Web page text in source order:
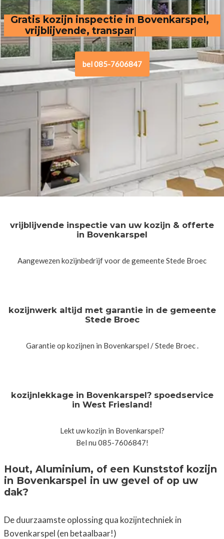
Gratis kozijn inspectie in Bovenkarspel,
vrijblijvende, transparante offerte
bel 085-7606847
vrijblijvende inspectie van uw kozijn & offerte
in Bovenkarspel
Aangewezen kozijnbedrijf voor de gemeente Stede Broec
kozijnwerk altijd met garantie in de gemeente
Stede Broec
Garantie op kozijnen in Bovenkarspel / Stede Broec .
kozijnlekkage in Bovenkarspel? spoedservice
in West Friesland!
Lekt uw kozijn in Bovenkarspel?
Bel nu 085-7606847!
Hout, Aluminium, of een Kunststof kozijn
in Bovenkarspel in uw gevel of op uw
dak?
De duurzaamste oplossing qua kozijntechniek in
Bovenkarspel (en betaalbaar!)